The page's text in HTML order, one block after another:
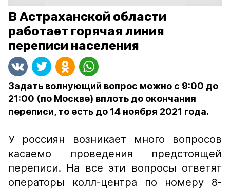
В Астраханской области
работает горячая линия
переписи населения
Задать волнующий вопрос можно с 9:00 до
21:00 (по Москве) вплоть до окончания
переписи, то есть до 14 ноября 2021 года.
У россиян возникает много вопросов
касаемо проведения предстоящей
переписи. На все эти вопросы ответят
операторы колл-центра по номеру 8-